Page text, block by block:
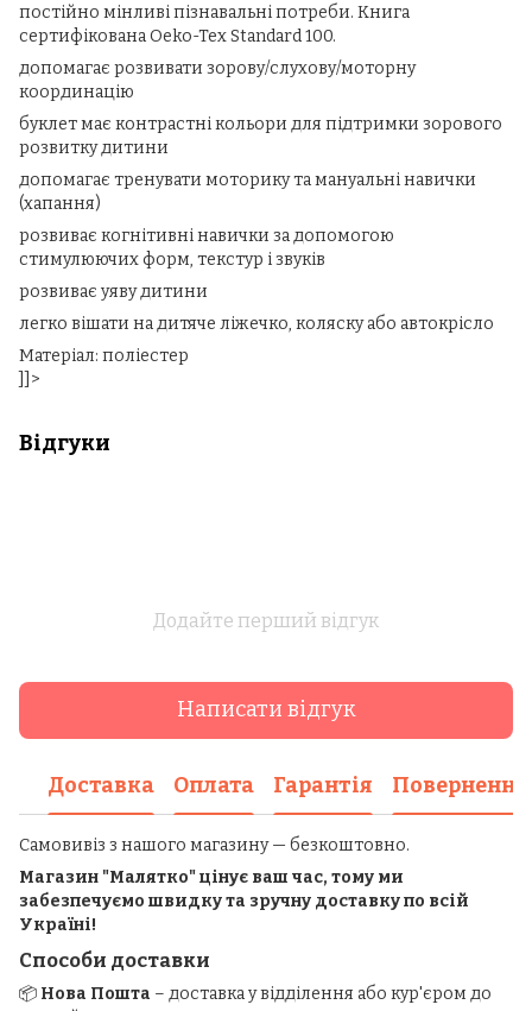
постійно мінливі пізнавальні потреби. Книга
сертифікована Oeko-Tex Standard 100.
допомагає розвивати зорову/слухову/моторну
координацію
буклет має контрастні кольори для підтримки зорового
розвитку дитини
допомагає тренувати моторику та мануальні навички
(хапання)
розвиває когнітивні навички за допомогою
стимулюючих форм, текстур і звуків
розвиває уяву дитини
легко вішати на дитяче ліжечко, коляску або автокрісло
Матеріал: поліестер
]]>
Відгуки
Додайте перший відгук
Написати відгук
Доставка Оплата Гарантія Повернення
Самовивіз з нашого магазину — безкоштовно.
Магазин "Малятко" цінує ваш час, тому ми
забезпечуємо швидку та зручну доставку по всій
Україні!
Способи доставки
📦 Нова Пошта – доставка у відділення або кур'єром до